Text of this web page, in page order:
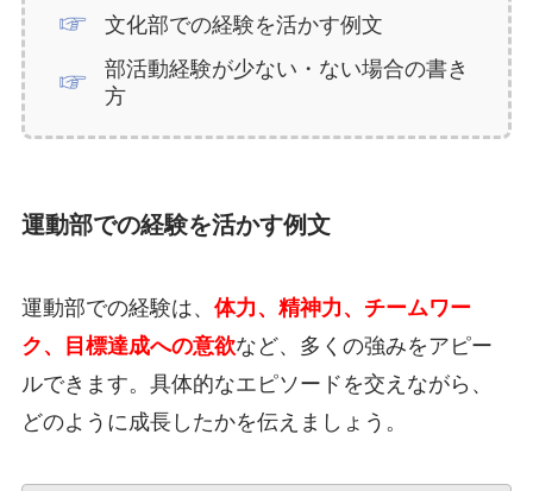
文化部での経験を活かす例文
部活動経験が少ない・ない場合の書き
方
運動部での経験を活かす例文
運動部での経験は、 体力、精神力、チームワー
ク、目標達成への意欲など、多くの強みをアピー
ルできます。具体的なエピソードを交えながら、
どのように成長したかを伝えましょう。